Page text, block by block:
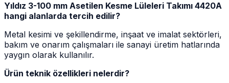
Yıldız 3-100 mm Asetilen Kesme Lüleleri Takımı 4420A
hangi alanlarda tercih edilir?
Metal kesimi ve şekillendirme, inşaat ve imalat sektörleri,
bakım ve onarım çalışmaları ile sanayi üretim hatlarında
yaygın olarak kullanılır.
Ürün teknik özellikleri nelerdir?